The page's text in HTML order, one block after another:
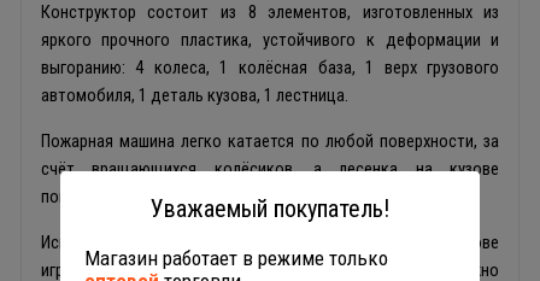
Конструктор состоит из 8 элементов, изготовленных из
яркого прочного пластика, устойчивого к деформации и
выгоранию: 4 колеса, 1 колёсная база, 1 верх грузового
автомобиля, 1 деталь кузова, 1 лестница.
Пожарная машина легко катается по любой поверхности, за
счёт вращающихся колёсиков, а лесенка на кузове
поворачивается в разные стороны.
Используя специальные крепления на колёсной основе
игрушки, конструктор Пожарный автомобиль Полесье можно
Уважаемый покупатель!
Магазин работает в режиме только